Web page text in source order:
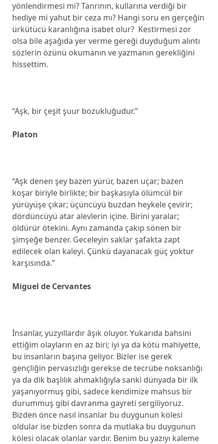
yönlendirmesi mi? Tanrının, kullarına verdiği bir
hediye mi yahut bir ceza mı? Hangi soru en gerçeğin
ürkütücü karanlığına isabet olur? Kestirmesi zor
olsa bile aşağıda yer verme gereği duyduğum alıntı
sözlerin özünü okumanın ve yazmanın gerekliğini
hissettim.
“Aşk, bir çeşit şuur bozukluğudur.”
Platon
“Aşk denen şey bazen yürür, bazen uçar; bazen
koşar biriyle birlikte; bir başkasıyla ölümcül bir
yürüyüşe çıkar; üçüncüyü buzdan heykele çevirir;
dördüncüyü atar alevlerin içine. Birini yaralar;
öldürür ötekini. Aynı zamanda çakıp sönen bir
şimşeğe benzer. Geceleyin saklar şafakta zapt
edilecek olan kaleyi. Çünkü dayanacak güç yoktur
karşısında.”
Miguel de Cervantes
İnsanlar, yüzyıllardır âşık oluyor. Yukarıda bahsini
ettiğim olayların en az biri; iyi ya da kötü mahiyette,
bu insanların başına geliyor. Bizler ise gerek
gençliğin pervasızlığı gerekse de tecrübe noksanlığı
ya da dik başlılık ahmaklığıyla sanki dünyada bir ilk
yaşanıyormuş gibi, sadece kendimize mahsus bir
durummuş gibi davranma gayreti sergiliyoruz.
Bizden önce nasıl insanlar bu duygunun kölesi
oldular ise bizden sonra da mutlaka bu duygunun
kölesi olacak olanlar vardır. Benim bu yazıyı kaleme